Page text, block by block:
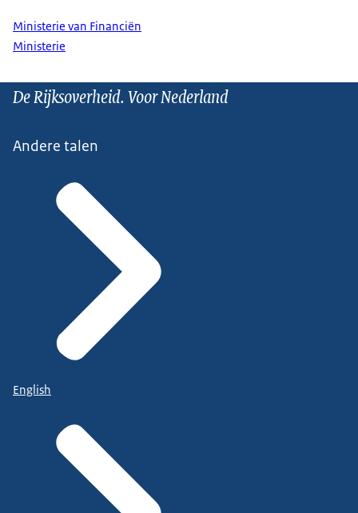
Ministerie van Financiën
Ministerie
De Rijksoverheid. Voor Nederland
Andere talen
English